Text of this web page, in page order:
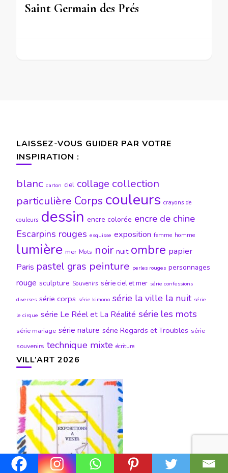
Saint Germain des Prés
LAISSEZ-VOUS GUIDER PAR VOTRE
INSPIRATION :
blanc carton ciel collage collection
particulière Corps couleurs crayons de
couleurs dessin encre colorée encre de chine
Escarpins rouges esquisse exposition femme homme
lumière mer Mots noir nuit ombre papier
Paris pastel gras peinture perles rouges personnages
rouge sculpture Souvenirs série ciel et mer série confessions
diverses série corps série kimono série la ville la nuit série
le cirque série Le Réel et La Réalité série les mots
série mariage série nature série Regards et Troubles série
souvenirs technique mixte écriture
VILL’ART 2026